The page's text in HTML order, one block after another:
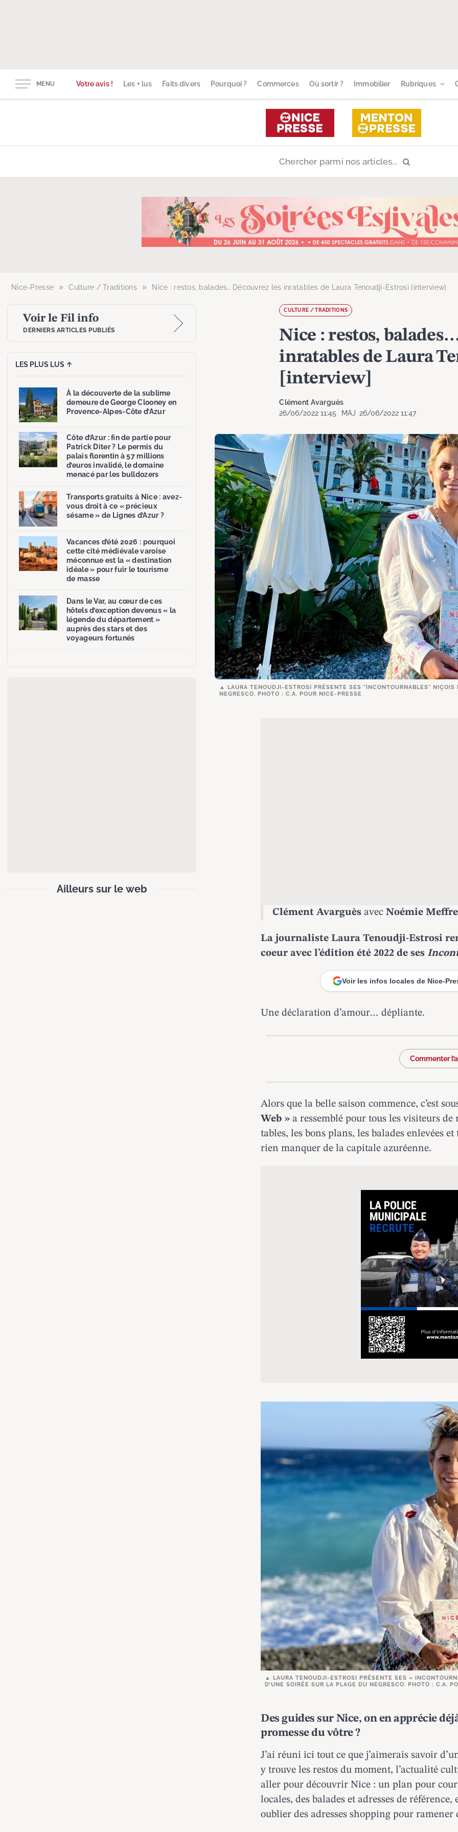
Votre avis ! Les + lus Faits divers Pourquoi ? Commerces Où sortir ? Immobilier Rubriques
Nice-Presse » Culture / Traditions » Nice : restos, balades… Découvrez les inratables de Laura Tenoudji-Estrosi [interview]
CULTURE / TRADITIONS
Nice : restos,
inratables de Laura
[interview]
Clément Avarguès
26/06/2022 11:45
MAJ 26/06/2022 11:47
LAURA TENOUDJI-ESTROSI PRÉSENTE SES "INCONTOURNABLES"
NEGRESCO. PHOTO : C.A. POUR NICE-PRESSE
Clément Avarguès avecNoémie Meffre
La journaliste Laura Tenoudji-Estrosi
coeur avec l’édition été 2022 de ses
Voir les infos locales de Nice-
Une déclaration d’amour… dépliante.
Commenter
Alors que la belle saison commence, c’est
Web » a ressemblé pour tous les visiteurs
tables, les bons plans, les balades enlevées
rien manquer de la capitale azuréenne.
LAURA TENOUDJI-ESTROSI PRÉSENTE SES «
D’UNE SOIRÉE SUR LA PLAGE DU NEGRESCO. PHOTO : C.A.
Des guides sur Nice, on en apprécie
promesse du vôtre ?
J’ai réuni ici tout ce que j’aimerais savoir
y trouve les restos du moment, l’actualité
aller pour découvrir Nice : un plan pour
locales, des balades et adresses de
oublier des adresses shopping pour ramener
Voir le Fil info
DERNIERS ARTICLES PUBLIÉS
LES PLUS LUS ↑
À la découverte de la sublime
demeure de George Clooney en
Provence-Alpes-Côte d’Azur
Côte d’Azur : fin de partie pour
Patrick Diter ? Le permis du
palais florentin à 57 millions
d’euros invalidé, le domaine
menacé par les bulldozers
Transports gratuits à Nice : avez-
vous droit à ce « précieux
sésame » de Lignes d’Azur ?
Vacances d’été 2026 : pourquoi
cette cité médiévale varoise
méconnue est la « destination
idéale » pour fuir le tourisme
de masse
Dans le Var, au cœur de ces
hôtels d’exception devenus « la
légende du département »
auprès des stars et des
voyageurs fortunés
Ailleurs sur le web